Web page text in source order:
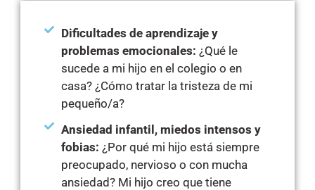
Dificultades de aprendizaje y
problemas emocionales: ¿Qué le
sucede a mi hijo en el colegio o en
casa? ¿Cómo tratar la tristeza de mi
pequeño/a?
Ansiedad infantil, miedos intensos y
fobias: ¿Por qué mi hijo está siempre
preocupado, nervioso o con mucha
ansiedad? Mi hijo creo que tiene